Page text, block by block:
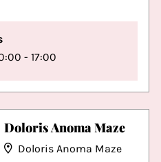
- 17:00
Doloris Anoma Maze
Doloris Anoma Maze